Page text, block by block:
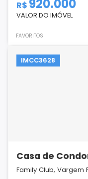
R$ 920.000
VALOR DO IMÓVEL
FAVORITOS
IMCC3628
Casa de
Family Club, Vargem